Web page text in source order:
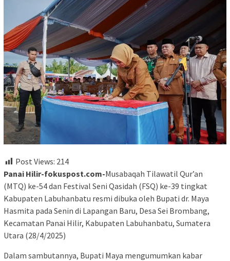
Post Views: 214
Panai Hilir-fokuspost.com-Musabaqah Tilawatil Qur’an
(MTQ) ke-54 dan Festival Seni Qasidah (FSQ) ke-39 tingkat
Kabupaten Labuhanbatu resmi dibuka oleh Bupati dr. Maya
Hasmita pada Senin di Lapangan Baru, Desa Sei Brombang,
Kecamatan Panai Hilir, Kabupaten Labuhanbatu, Sumatera
Utara (28/4/2025)
Dalam sambutannya, Bupati Maya mengumumkan kabar